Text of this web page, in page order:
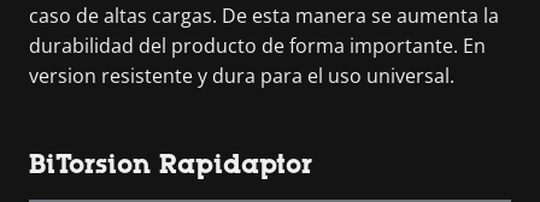
caso de altas cargas. De esta manera se aumenta la
durabilidad del producto de forma importante. En
version resistente y dura para el uso universal.
BiTorsion Rapidaptor